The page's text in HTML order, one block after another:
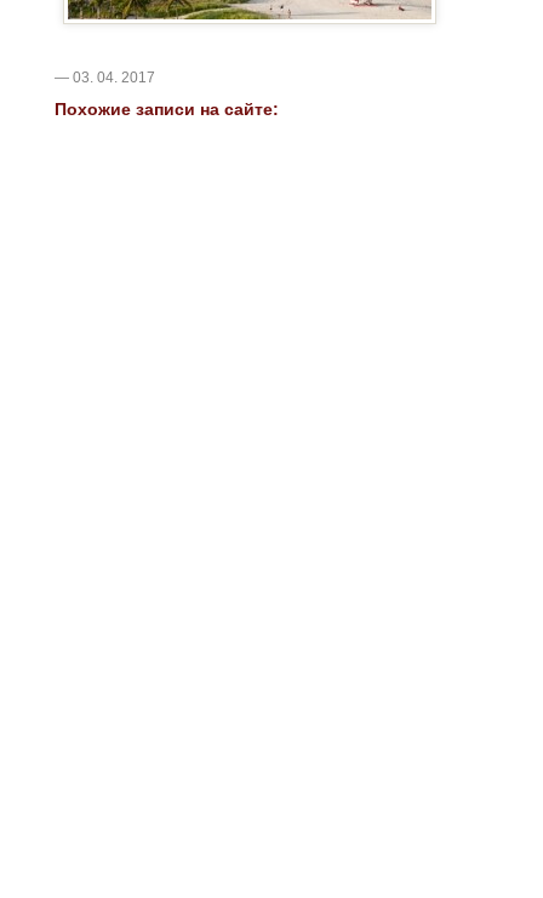
— 03. 04. 2017
Похожие записи на сайте: